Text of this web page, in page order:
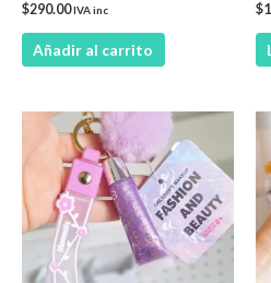
$290.00IVA inc
Añadir al carrito
$